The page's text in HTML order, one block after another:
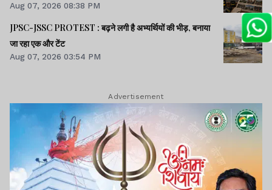
Aug 07, 2026 08:38 PM
JPSC-JSSC PROTEST : बढ़ने लगी है अभ्यर्थियों की भीड़, बनाया
जा रहा एक और टेंट
Aug 07, 2026 03:54 PM
Advertisement